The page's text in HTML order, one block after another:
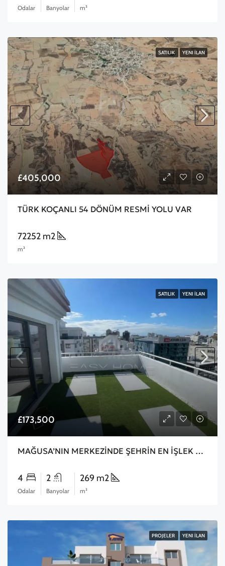
Odalar Banyolar m²
SATILIK YENI İLAN
£405,000
TÜRK KOÇANLI 54 DÖNÜM RESMİ YOLU VAR
72252 m2
m²
SATILIK YENI İLAN
£173,500
MAĞUSA’NIN MERKEZİNDE ŞEHRİN EN İŞLEK CADDESİ 4+2 PENTHOUSE OFICE
4
Odalar
2
Banyolar
269 m2
m²
PROJELER YENI İLAN